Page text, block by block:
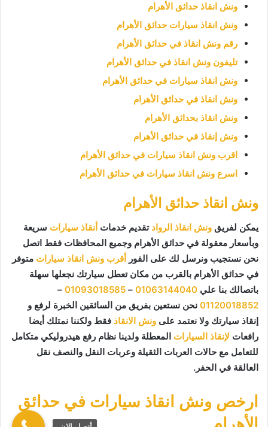
ونش انقاذ حدائق الأهرام
ونش انقاذ سيارات حدائق الأهرام
رقم ونش انقاذ في حدائق الأهرام
تليفون ونش انقاذ في حدائق الأهرام
ونش انقاذ سيارات في حدائق الأهرام
ونش انقاذ في حدائق الأهرام
ونش انقاذ بحدائق الأهرام
ونش إنقاذ في حدائق الأهرام
اقرب ونش انقاذ سيارات في حدائق الأهرام
اسرع ونش انقاذ سيارات في حدائق الأهرام
ونش انقاذ حدائق الأهرام
يمكن لفريق ونش انقاذ الرواد تقديم خدمات أنقاذ سيارات سريعة
وبأسعار معقولة في حدائق الأهرام وجميع المحافظات فقط اتصل
نحن نستجيب ونرسل لك على الفور أقرب ونش انقاذ سيارات متوفر
في حدائق الأهرام بالقرب من مكان تعطل سيارتك نجعلها سهلة
باتصالك بنا علي 01063144040
–
01093018585
–
01120018852 نحن نستعين بفريق من السائقين الخبرة لرفع و
إنقاذ سيارتك ولا نعتمد على ونش الانقاذ فقط ولكننا نمتلك أيضا
رافعات لإنقاذ السيارات المعطلة ولدينا نظام رفع هيدروليكي متكامل
للتعامل مع حالات العربات الثقيلة وعربات النقل والنصف نقل
العالقة في الحفر.
ارخص ونش انقاذ سيارات في حدائق